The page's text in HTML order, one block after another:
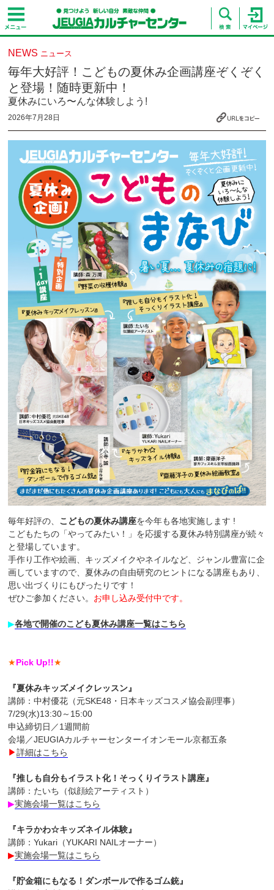
NEWS ニュース
毎年大好評！こどもの夏休み企画講座ぞくぞく
と登場！随時更新中！
夏休みにいろ〜んな体験しよう!
2026年7月28日
毎年好評の、 こどもの夏休み講座を今年も各地実施します !
こどもたちの「やってみたい！」を応援する夏休み特別講座が続々
と登場しています。
手作り工作や絵画、キッズメイクやネイルなど、ジャンル豊富に企
画していますので、夏休みの自由研究のヒントになる講座もあり、
思い出づくりにもぴったりです！
ぜひご参加ください。 お申し込み受付中です。
▶︎各地で開催のこども夏休み講座一覧はこちら
★Pick Up!!★
『夏休みキッズメイクレッスン』
講師：中村優花（元SKE48・日本キッズコスメ協会副理事）
7/29(水)13:30～15:00
申込締切日／1週間前
会場／JEUGIAカルチャーセンターイオンモール京都五条
▶︎詳細はこちら
『推しも自分もイラスト化！そっくりイラスト講座』
講師：たいち（似顔絵アーティスト）
▶︎実施会場一覧はこちら
『キラかわ☆キッズネイル体験』
講師：Yukari（YUKARI NAILオーナー）
▶︎実施会場一覧はこちら
『貯金箱にもなる！ダンボールで作るゴム銃』